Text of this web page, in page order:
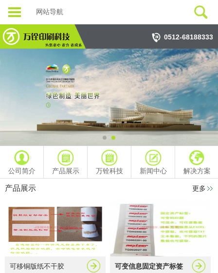
网站导航
0512-68188333
公司简介 产品展示 万铨科技 新闻中心 解决方案
产品展示 更多
可移铜版纸不干胶 可变信息固定资产标签